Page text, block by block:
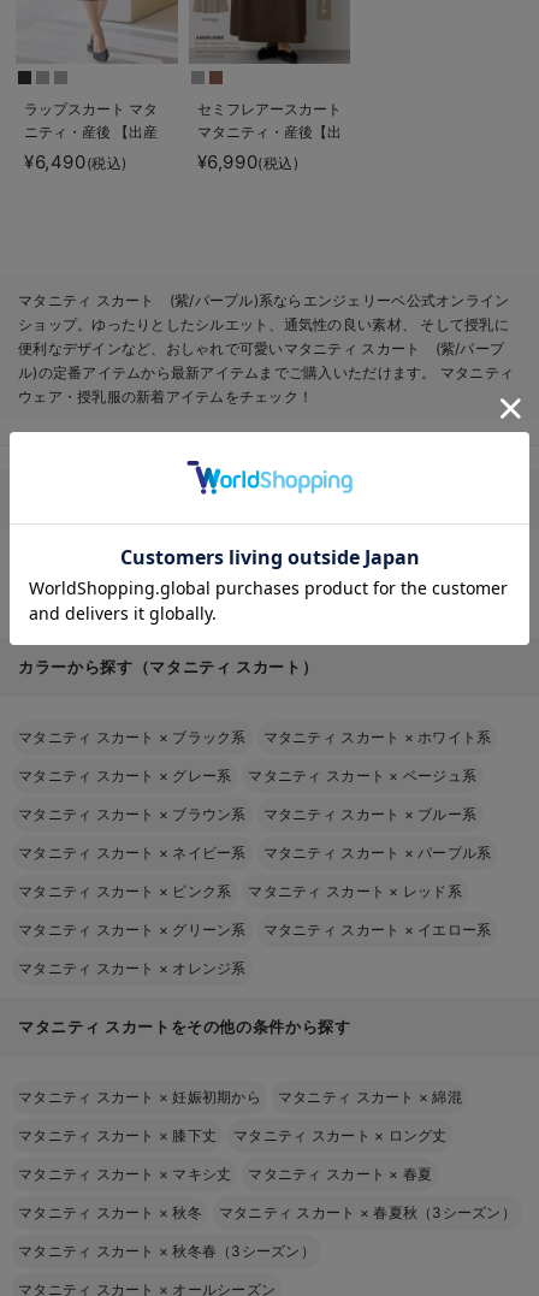
ラップスカート マタ
ニティ・産後 【出産
後も長く使える】
¥6,490(税込)
セミフレアースカート
マタニティ・産後【出
産後も長く使える】
¥6,990(税込)
マタニティ スカート (紫/パープル)系ならエンジェリーベ公式オンライン
ショップ。ゆったりとしたシルエット、通気性の良い素材、 そして授乳に
便利なデザインなど、おしゃれで可愛いマタニティ スカート (紫/パープ
ル)の定番アイテムから最新アイテムまでご購入いただけます。 マタニティ
ウェア・授乳服の新着アイテムをチェック！
マタニティ関連のその他カテゴリから探す
マタニティ ワンピース マタニティ パンツ マタニティ スカート
マタニティ トップス マタニティ アウター（コート）・ママコート
カラーから探す（マタニティ スカート）
マタニティ スカート × ブラック系 マタニティ スカート × ホワイト系
マタニティ スカート × グレー系 マタニティ スカート × ベージュ系
マタニティ スカート × ブラウン系 マタニティ スカート × ブルー系
マタニティ スカート × ネイビー系 マタニティ スカート × パープル系
マタニティ スカート × ピンク系 マタニティ スカート × レッド系
マタニティ スカート × グリーン系 マタニティ スカート × イエロー系
マタニティ スカート × オレンジ系
マタニティ スカートをその他の条件から探す
マタニティ スカート ×妊娠初期から マタニティ スカート ×綿混
マタニティ スカート × 膝下丈 マタニティ スカート × ロング丈
マタニティ スカート × マキシ丈 マタニティ スカート × 春夏
マタニティ スカート ×秋冬 マタニティ スカート ×春夏秋（3シーズン）
マタニティ スカート ×秋冬春（3シーズン）
マタニティ スカート × オールシーズン
お気に入り商品を確認する